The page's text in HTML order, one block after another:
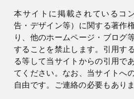
本サイトに掲載されているコ
告・デザイン等）に関する著作
り、他のホームページ・ブログ
することを禁止します。引用す
る等して当サイトからの引用で
てください。なお、当サイトへ
自由です。ご連絡の必要もありま